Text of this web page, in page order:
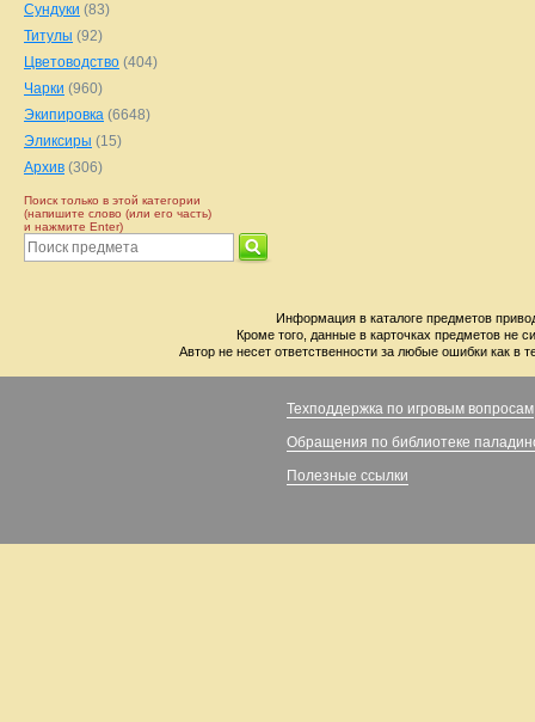
Сундуки (83)
Титулы (92)
Цветоводство (404)
Чарки (960)
Экипировка (6648)
Эликсиры (15)
Архив (306)
Поиск только в этой категории
(напишите слово (или его часть)
и нажмите Enter)
Информация в каталоге предметов
Кроме того, данные в карточках предметов не
Автор не несет ответственности за любые ошибки как в
Техподдержка по игровым вопросам
Обращения по библиотеке
Полезные ссылки